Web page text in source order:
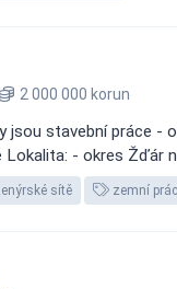
2 000 000 korun
stavební práce -
- okres
sítě zemní